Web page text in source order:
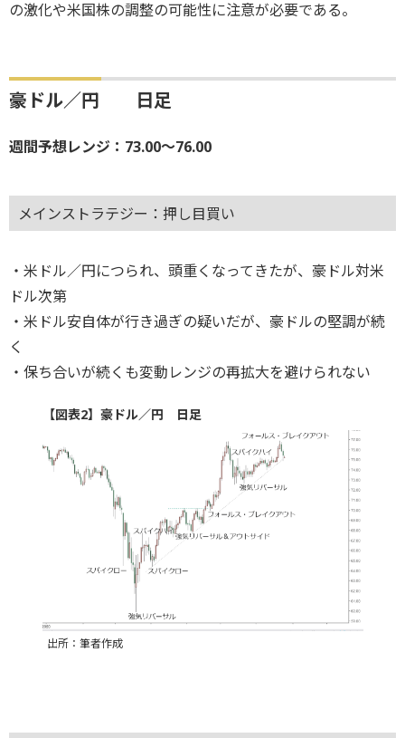
の激化や米国株の調整の可能性に注意が必要である。
豪ドル／円 日足
週間予想レンジ：73.00～76.00
メインストラテジー：押し目買い
・米ドル／円につられ、頭重くなってきたが、豪ドル対米
ドル次第
・米ドル安自体が行き過ぎの疑いだが、豪ドルの堅調が続
く
・保ち合いが続くも変動レンジの再拡大を避けられない
【図表2】豪ドル／円 日足
出所：筆者作成